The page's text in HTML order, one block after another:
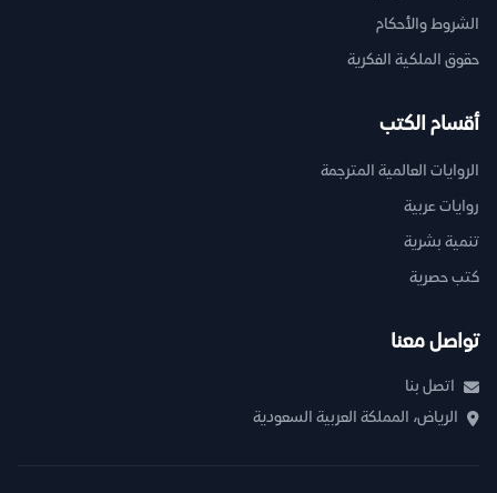
الشروط والأحكام
حقوق الملكية الفكرية
أقسام الكتب
الروايات العالمية المترجمة
روايات عربية
تنمية بشرية
كتب حصرية
تواصل معنا
اتصل بنا
الرياض، المملكة العربية السعودية